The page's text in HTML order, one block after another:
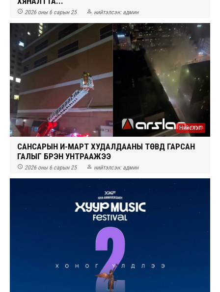
 2026 оны 6 сарын 25  нийтэлсэн: админ
Нийслэл
САНСАРЫН И-МАРТ ХУДАЛДААНЫ ТӨВД ГАРСАН
ГАЛЫГ БҮРЭН УНТРААЖЭЭ
 2026 оны 6 сарын 25  нийтэлсэн: админ